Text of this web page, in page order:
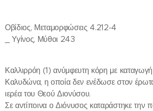
Οβίδιος, Μεταμορφώσεις 4.212-4
_ Υγίνος, Μύθοι 243
Καλλιρρόη (1) ανύμφευτη κόρη με
Καλυδώνα, η οποία δεν ενέδωσε στον
ιερέα του Θεού Διονύσου.
Σε αντίποινα ο Διόνυσος καταράστηκε την